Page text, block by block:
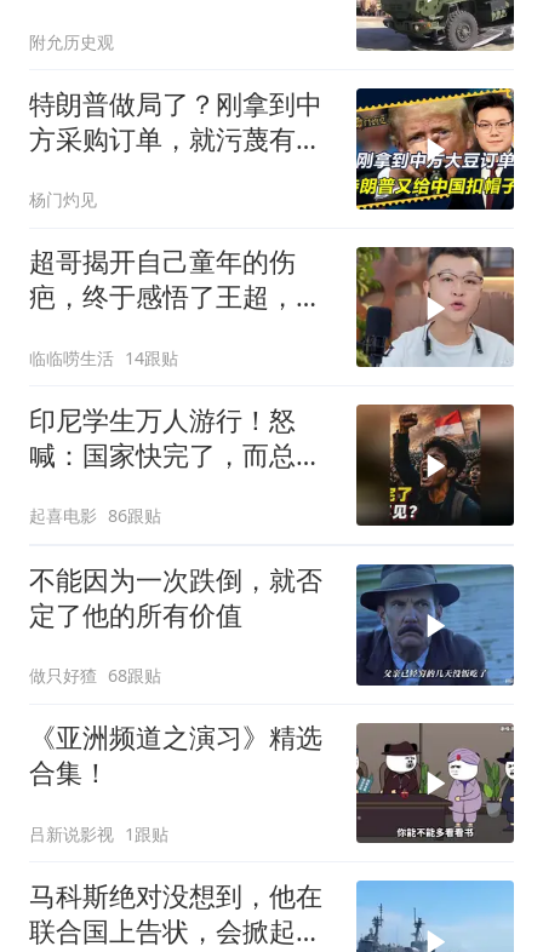
附允历史观
特朗普做局了？刚拿到中
方采购订单，就污蔑有人
杨门灼见
超哥揭开自己童年的伤
疤，终于感悟了王超，他
临临唠生活 14跟贴
印尼学生万人游行！怒
喊：国家快完了，而总统
起喜电影 86跟贴
不能因为一次跌倒，就否
定了他的所有价值
做只好猹 68跟贴
《亚洲频道之演习》精选
合集！
吕新说影视 1跟贴
马科斯绝对没想到，他在
联合国上告状，会掀起中